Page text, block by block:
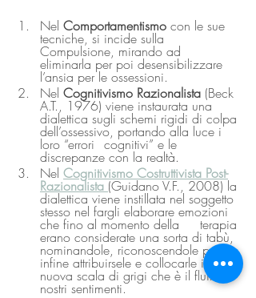
Nel Comportamentismo con le sue
tecniche, si incide sulla
Compulsione, mirando ad
eliminarla per poi desensibilizzare
l’ansia per le ossessioni.
Nel Cognitivismo Razionalista (Beck
A.T., 1976) viene instaurata una
dialettica sugli schemi rigidi di colpa
dell’ossessivo, portando alla luce i
loro “errori 	cognitivi” e le
discrepanze con la realtà.
Nel Cognitivismo Costruttivista Post-
Razionalista (Guidano V.F., 2008) la
dialettica viene instillata nel soggetto
stesso nel fargli elaborare emozioni
che fino al momento della 	terapia
erano considerate una sorta di tabù,
nominandole, riconoscendole potrà
infine attribuirsele e collocarle in una
nuova scala di grigi che è il fluire di
nostri sentimenti.